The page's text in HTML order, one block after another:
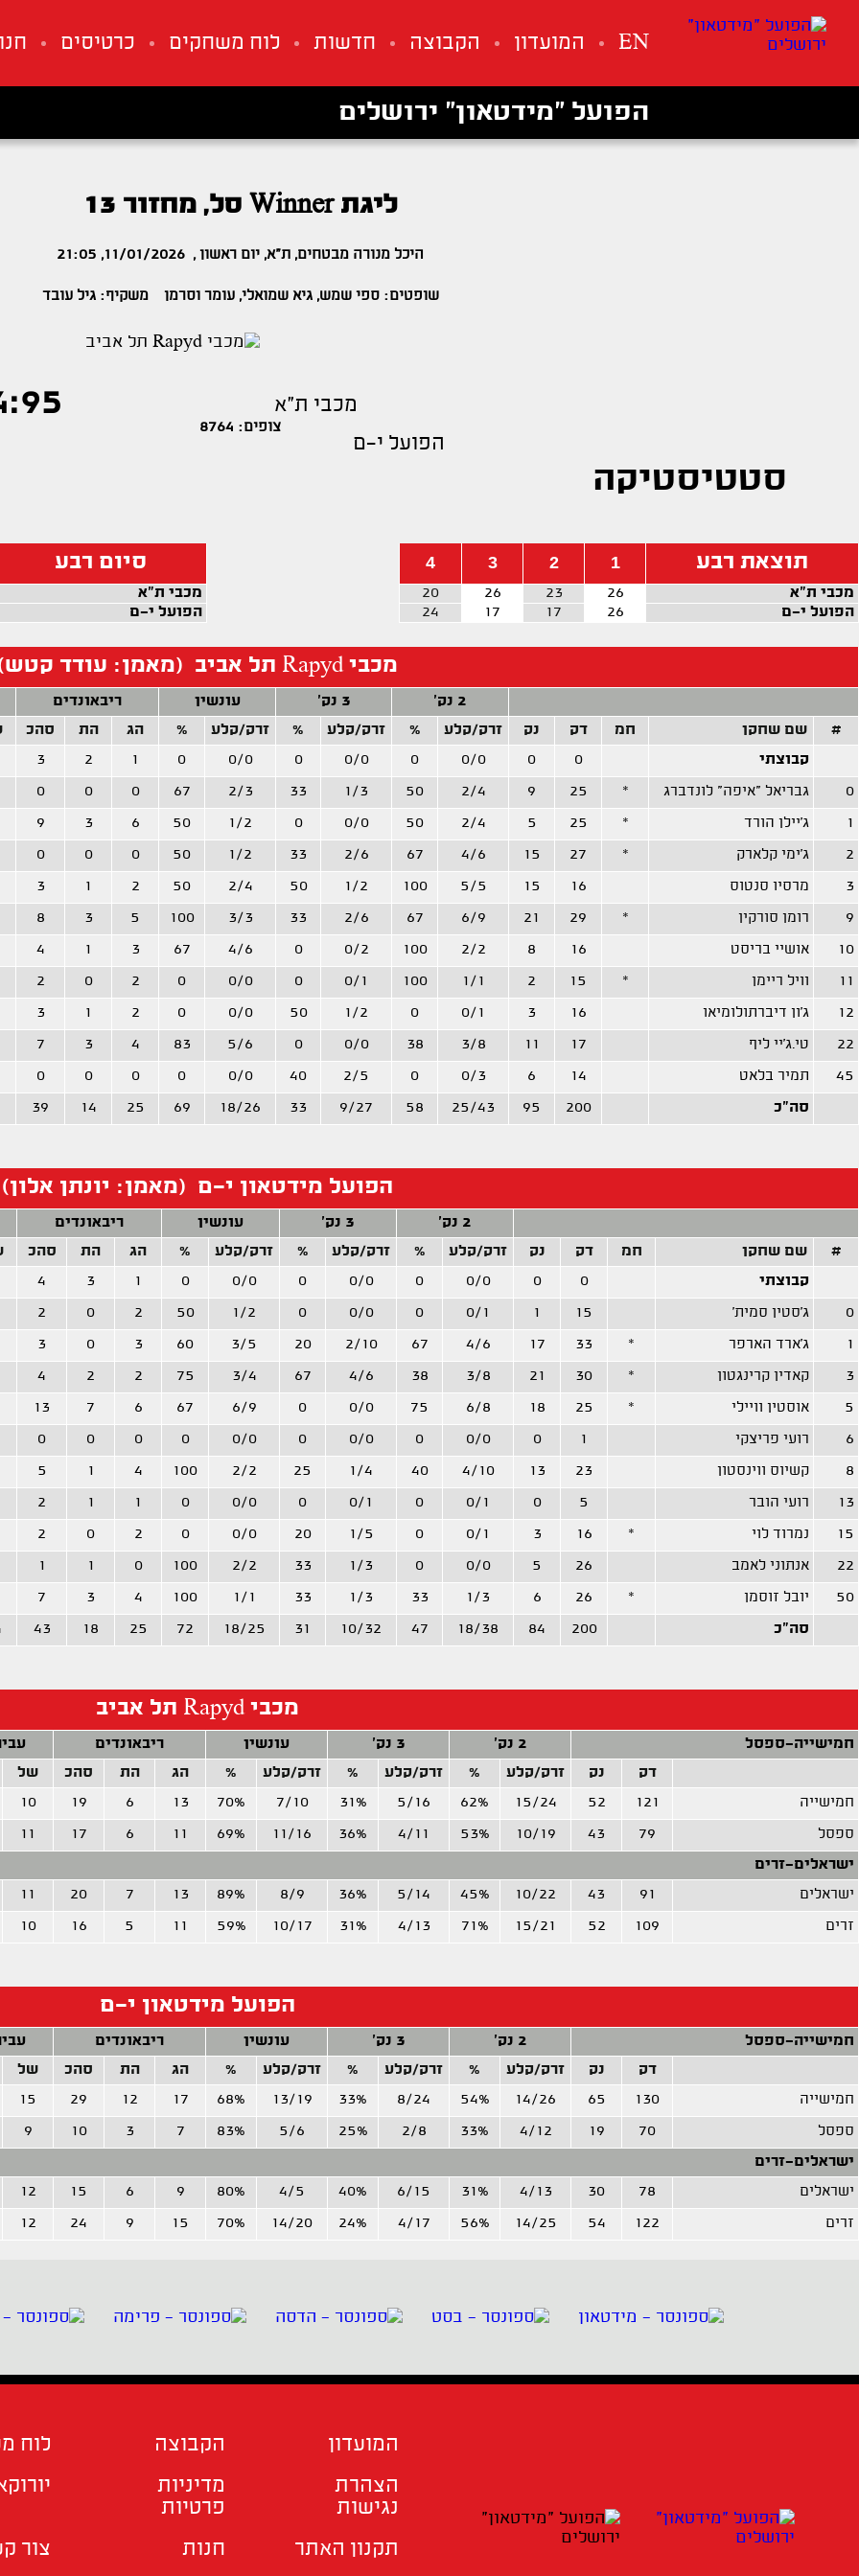
EN המועדון הקבוצה חדשות לוח משחקים כרטיסים
הפועל ״מידטאון״ ירושלים
ליגת Winner סל, מחזור 13
היכל מנורה מבטחים, ת"א, יום ראשון , 11/01/2026, 21:05
שופטים: ספי שמש, גיא שמואלי, עומר וסרמן משקיף: גיל עובד
מכבי ת"א
הפועל י-ם
צופים: 8764
סטטיסטיקה
תוצאת רבע 1
2
3
4
מכבי ת"א 26
23
26
20
הפועל י-ם
26
17
17
24
סיום רבע
מכבי ת"א
הפועל י-ם
מכבי Rapyd תל אביב (מאמן: עודד קטש)
2 נק' 3 נק' עונשין ריבאונדים
#
שם שחקן חמ דק נק זרק/קלע % זרק/קלע % זרק/קלע % הג הת סהכ
קבוצתי
0
0
0/0
0
0/0
0
0/0
0
1
2
3
0
גבריאל "איפה" לונדברג *
25
9
2/4
50
1/3
33
2/3
67
0
0
0
1
ג'יילן הורד *
25
5
2/4
50
0/0
0
1/2
50
6
3
9
2
ג'ימי קלארק *
27
15
4/6
67
2/6
33
1/2
50
0
0
0
3
מרסיו סנטוס 16
15
5/5
100
1/2
50
2/4
50
2
1
3
9
רומן סורקין *
29
21
6/9
67
2/6
33
3/3
100
5
3
8
10
אושיי בריסט 16
8
2/2
100
0/2
0
4/6
67
3
1
4
11
וויל ריימן *
15
2
1/1
100
0/1
0
0/0
0
2
0
2
12
ג'ון דיברתולומיאו 16
3
0/1
0
1/2
50
0/0
0
2
1
3
22
טי.ג'יי ליף 17
11
3/8
38
0/0
0
5/6
83
4
3
7
45
תמיר בלאט 14
6
0/3
0
2/5
40
0/0
0
0
0
0
סה"כ
200
95
25/43
58
9/27
33
18/26
69
25
14
39
הפועל מידטאון י-ם (מאמן: יונתן אלון)
2 נק' 3 נק' עונשין ריבאונדים
#
שם שחקן חמ דק נק זרק/קלע % זרק/קלע % זרק/קלע % הג הת סהכ
קבוצתי
0
0
0/0
0
0/0
0
0/0
0
1
3
4
0
ג'סטין סמית' 15
1
0/1
0
0/0
0
1/2
50
2
0
2
1
ג'ארד הארפר *
33
17
4/6
67
2/10
20
3/5
60
3
0
3
3
קאדין קרינגטון *
30
21
3/8
38
4/6
67
3/4
75
2
2
4
5
אוסטין וויילי *
25
18
6/8
75
0/0
0
6/9
67
6
7
13
6
רועי פריצקי 1
0
0/0
0
0/0
0
0/0
0
0
0
0
8
קשיוס ווינסטון 23
13
4/10
40
1/4
25
2/2
100
4
1
5
13
רועי הובר 5
0
0/1
0
0/1
0
0/0
0
1
1
2
15
נמרוד לוי *
16
3
0/1
0
1/5
20
0/0
0
2
0
2
22
אנתוני לאמב 26
5
0/0
0
1/3
33
2/2
100
0
1
1
50
יובל זוסמן *
26
6
1/3
33
1/3
33
1/1
100
4
3
7
סה"כ
200
84
18/38
47
10/32
31
18/25
72
25
18
43
מכבי Rapyd תל אביב
חמישייה-ספסל 2 נק' 3 נק' עונשין ריבאונדים
דק
נק זרק/קלע % זרק/קלע % זרק/קלע % הג הת סהכ של
חמישייה
121
52
15/24
62%
5/16
31%
7/10
70%
13
6
19
10
ספסל
79
43
10/19
53%
4/11
36%
11/16
69%
11
6
17
11
ישראלים-זרים
ישראלים
91
43
10/22
45%
5/14
36%
8/9
89%
13
7
20
11
זרים
109
52
15/21
71%
4/13
31%
10/17
59%
11
5
16
10
הפועל מידטאון י-ם
חמישייה-ספסל 2 נק' 3 נק' עונשין ריבאונדים
דק
נק זרק/קלע % זרק/קלע % זרק/קלע % הג הת סהכ של
חמישייה
130
65
14/26
54%
8/24
33%
13/19
68%
17
12
29
15
ספסל
70
19
4/12
33%
2/8
25%
5/6
83%
7
3
10
9
ישראלים-זרים
ישראלים
78
30
4/13
31%
6/15
40%
4/5
80%
9
6
15
12
זרים
122
54
14/25
56%
4/17
24%
14/20
70%
15
9
24
12
המועדון הקבוצה
לוח
הצהרת
נגישות
מדיניות
פרטיות
תקנון האתר חנות צור